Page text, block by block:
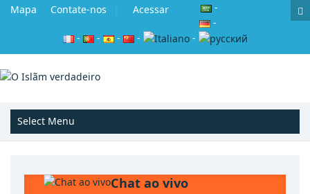
Mapa Contate-nos Acessar
-
-
-
- - - -
Chat ao vivo